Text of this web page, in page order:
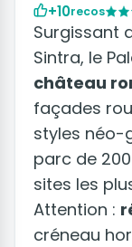
+10recos
Surgissant
Sintra, le
château
façades
styles néo-
parc de
sites les
Attention :
créneau